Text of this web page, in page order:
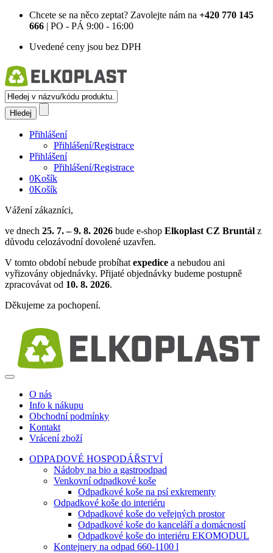
Chcete se na něco zeptat? Zavolejte nám na +420 770 145
666 | PO - PÁ 9:00 - 16:00
Uvedené ceny jsou bez DPH
Přihlášení
Přihlášení/Registrace
Přihlášení
Přihlášení/Registrace
0Košík
0Košík
Vážení zákazníci,
ve dnech 25. 7. – 9. 8. 2026 bude e-shop Elkoplast CZ Bruntál z
důvodu celozávodní dovolené uzavřen.
V tomto období nebude probíhat expedice a nebudou ani
vyřizovány objednávky. Přijaté objednávky budeme postupně
zpracovávat od 10. 8. 2026.
Děkujeme za pochopení.
O nás
Info k nákupu
Obchodní podmínky
Kontakt
Vrácení zboží
ODPADOVÉ HOSPODÁŘSTVÍ
Nádoby na bio a gastroodpad
Venkovní odpadkové koše
Odpadkové koše na psí exkrementy
Odpadkové koše do interiéru
Odpadkové koše do veřejných prostor
Odpadkové koše do kanceláří a domácností
Odpadkové koše do interiéru EKOMODUL
Kontejnery na odpad 660-1100 l